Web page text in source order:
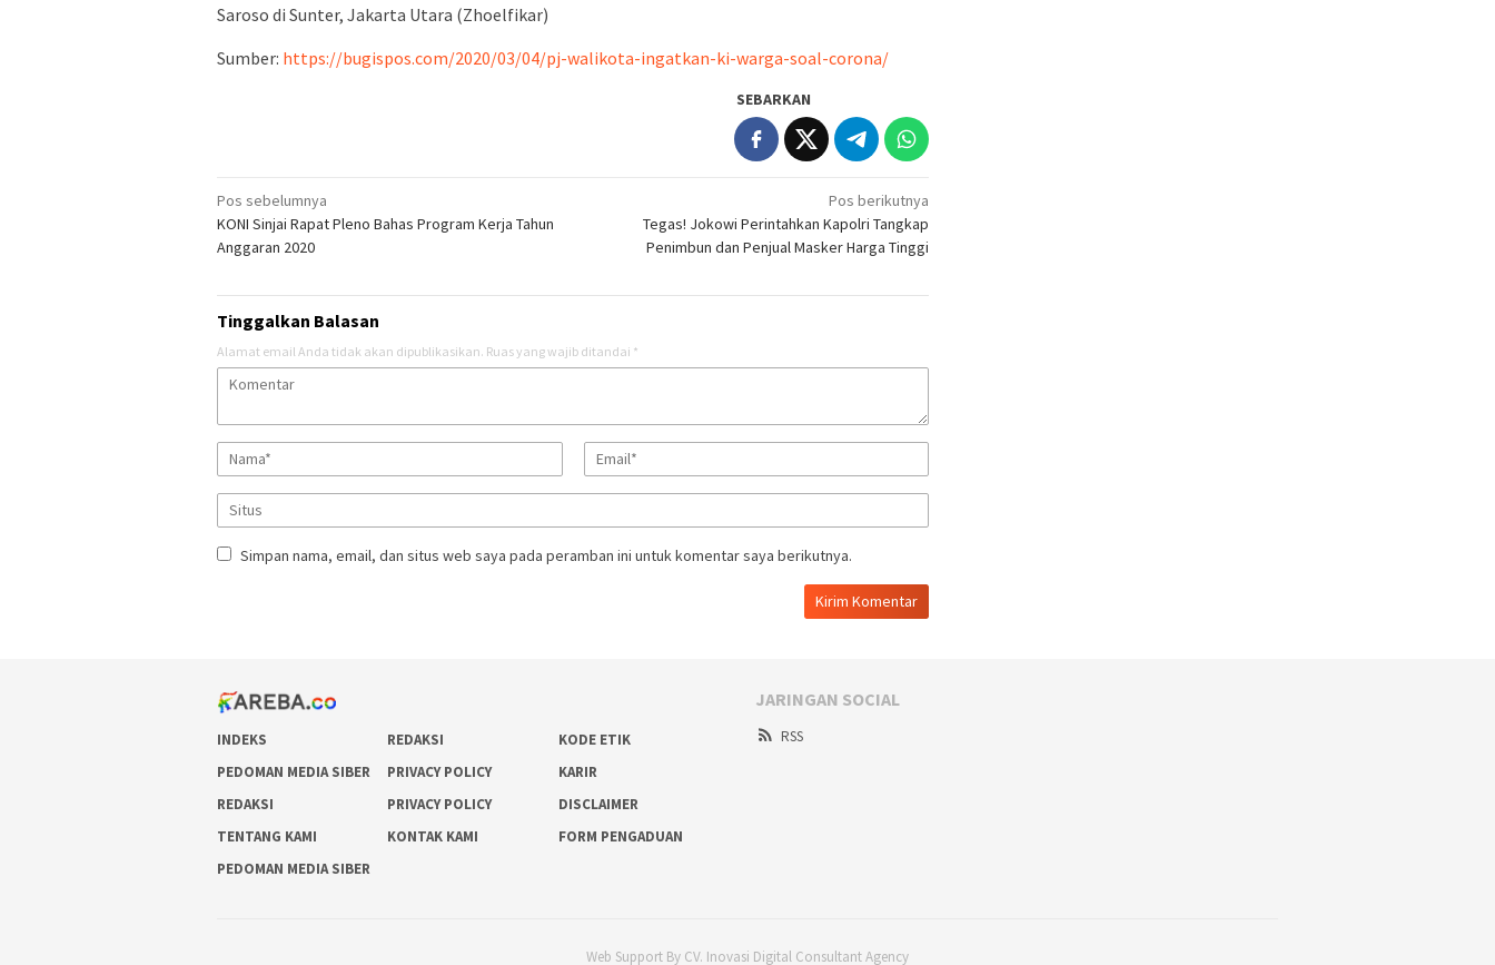
Saroso di Sunter, Jakarta Utara (Zhoelfikar)
Sumber: https://bugispos.com/2020/03/04/pj-walikota-ingatkan-ki-warga-soal-corona/
SEBARKAN
Navigasi
pos
Pos sebelumnya
KONI Sinjai Rapat Pleno Bahas Program Kerja Tahun
Anggaran 2020
Pos berikutnya
Tegas! Jokowi Perintahkan Kapolri Tangkap
Penimbun dan Penjual Masker Harga Tinggi
Tinggalkan Balasan
Alamat email Anda tidak akan dipublikasikan. Ruas yang wajib ditandai *
Simpan nama, email, dan situs web saya pada peramban ini untuk komentar saya berikutnya.
INDEKS REDAKSI
KODE ETIK
PEDOMAN MEDIA SIBER
PRIVACY POLICY
KARIR
REDAKSI
PRIVACY POLICY
DISCLAIMER
TENTANG KAMI
KONTAK KAMI
FORM PENGADUAN
PEDOMAN MEDIA SIBER
JARINGAN SOCIAL
RSS
Web Support By CV. Inovasi Digital Consultant Agency